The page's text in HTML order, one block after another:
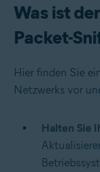
Was ist
Packet-
Hier finden Sie
Netzwerks vor
Halten Sie